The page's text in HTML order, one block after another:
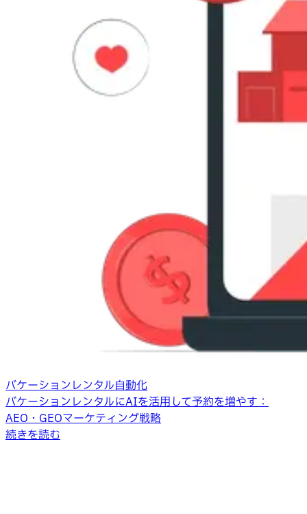
バケーションレンタル自動化
バケーションレンタルにAIを活用して予約を増やす：
AEO・GEOマーケティング戦略
続きを読む